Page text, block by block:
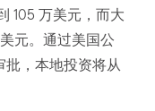
105 万美元，而大
元。通过美国公
批，本地投资将从